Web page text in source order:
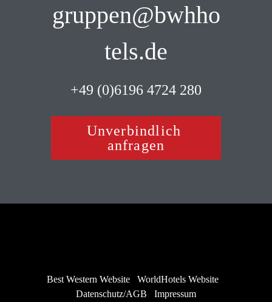
gruppen@bwhho
tels.de
+49 (0)6196 4724 280
Unverbindlich
anfragen
Best Western Website
WorldHotels Website
Datenschutz/AGB
Impressum